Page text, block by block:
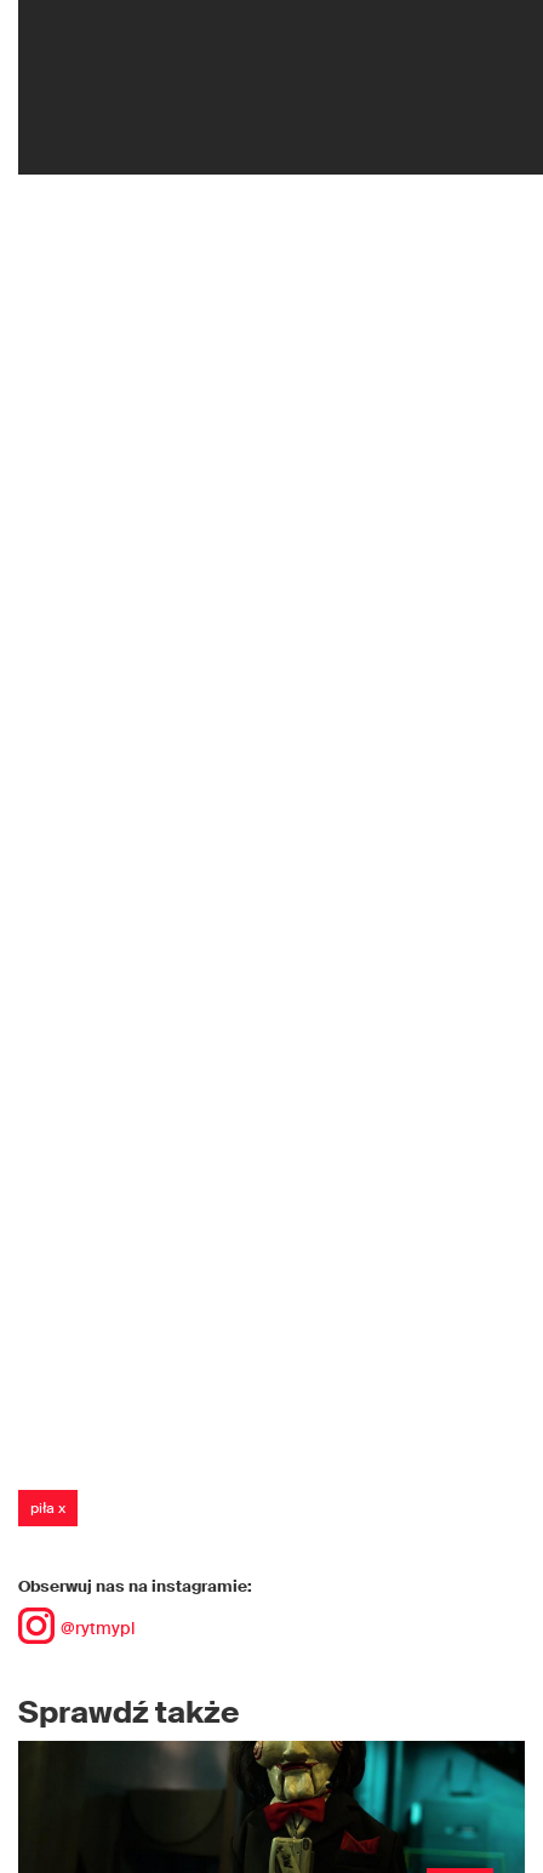
piła x
Obserwuj nas na instagramie:
@rytmypl
Sprawdź także